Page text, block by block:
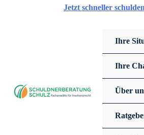
Jetzt schneller
Ihre
Ihre
Über